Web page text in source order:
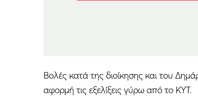
Βολές κατά της διοίκησης και του
αφορμή τις εξελίξεις γύρω από το ΚΥΤ.